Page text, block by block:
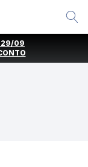
29/09